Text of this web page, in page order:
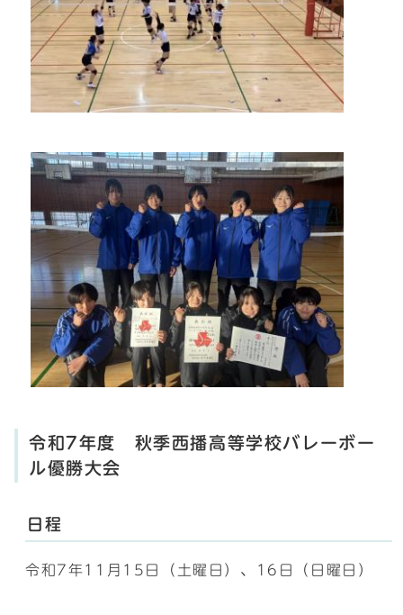
令和7年度 秋季西播高等学校バレーボー
ル優勝大会
日程
令和7年11月15日（土曜日）、16日（日曜日）